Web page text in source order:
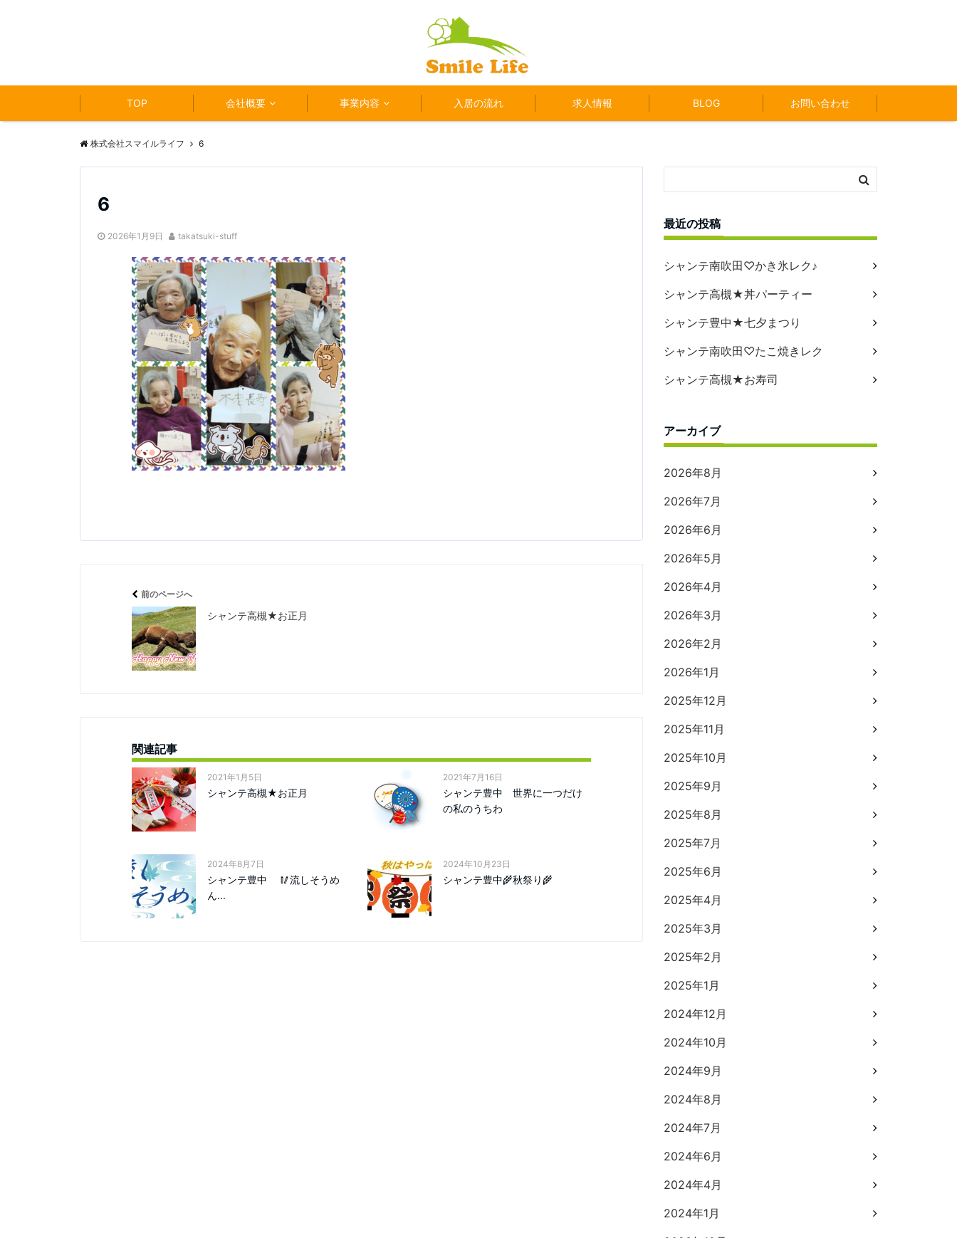
TOP 会社概要 事業内容 入居の流れ 求人情報 BLOG お問い合わせ
株式会社スマイルライフ 6
6
2026年1月9日 takatsuki-stuff
前のページへ
シャンテ高槻★お正月
関連記事
2021年1月5日
シャンテ高槻★お正月
2021年7月16日
シャンテ豊中 世界に一つだけ
の私のうちわ
2024年8月7日
シャンテ豊中 🥢流しそうめ
ん...
2024年10月23日
シャンテ豊中🌾秋祭り🌾
最近の投稿
シャンテ南吹田♡かき氷レク♪
シャンテ高槻★丼パーティー
シャンテ豊中★七夕まつり
シャンテ南吹田♡たこ焼きレク
シャンテ高槻★お寿司
アーカイブ
2026年8月
2026年7月
2026年6月
2026年5月
2026年4月
2026年3月
2026年2月
2026年1月
2025年12月
2025年11月
2025年10月
2025年9月
2025年8月
2025年7月
2025年6月
2025年4月
2025年3月
2025年2月
2025年1月
2024年12月
2024年10月
2024年9月
2024年8月
2024年7月
2024年6月
2024年4月
2024年1月